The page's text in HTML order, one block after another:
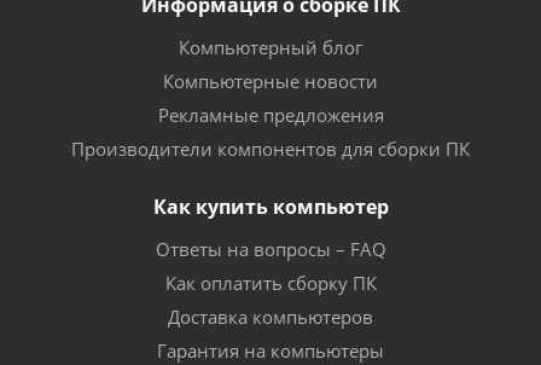
Компьютерный блог
Компьютерные новости
Рекламные предложения
Производители компонентов для сборки ПК
Как купить компьютер
Ответы на вопросы – FAQ
Как оплатить сборку ПК
Доставка компьютеров
Гарантия на компьютеры